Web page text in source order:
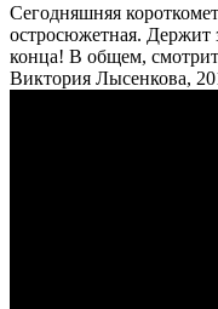
Сегодняшняя
остросюжетная. Держит
конца! В общем,
Виктория Лысенкова,